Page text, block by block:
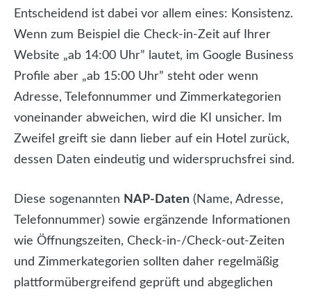
Entscheidend ist dabei vor allem eines: Konsistenz.
Wenn zum Beispiel die Check-in-Zeit auf Ihrer
Website „ab 14:00 Uhr” lautet, im Google Business
Profile aber „ab 15:00 Uhr” steht oder wenn
Adresse, Telefonnummer und Zimmerkategorien
voneinander abweichen, wird die KI unsicher. Im
Zweifel greift sie dann lieber auf ein Hotel zurück,
dessen Daten eindeutig und widerspruchsfrei sind.
Diese sogenannten NAP-Daten (Name, Adresse,
Telefonnummer) sowie ergänzende Informationen
wie Öffnungszeiten, Check-in-/Check-out-Zeiten
und Zimmerkategorien sollten daher regelmäßig
plattformübergreifend geprüft und abgeglichen